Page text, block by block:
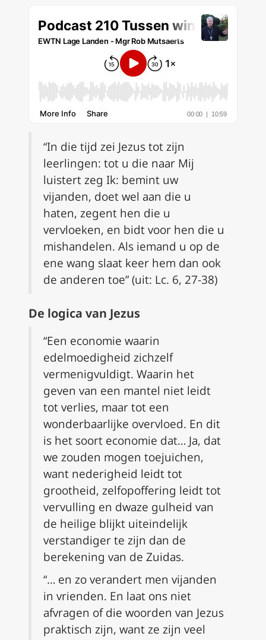
“In die tijd zei Jezus tot zijn
leerlingen: tot u die naar Mij
luistert zeg Ik: bemint uw
vijanden, doet wel aan die u
haten, zegent hen die u
vervloeken, en bidt voor hen die u
mishandelen. Als iemand u op de
ene wang slaat keer hem dan ook
de anderen toe” (uit: Lc. 6, 27-38)
De logica van Jezus
“Een economie waarin
edelmoedigheid zichzelf
vermenigvuldigt. Waarin het
geven van een mantel niet leidt
tot verlies, maar tot een
wonderbaarlijke overvloed. En dit
is het soort economie dat… Ja, dat
we zouden mogen toejuichen,
want nederigheid leidt tot
grootheid, zelfopoffering leidt tot
vervulling en dwaze gulheid van
de heilige blijkt uiteindelijk
verstandiger te zijn dan de
berekening van de Zuidas.
“… en zo verandert men vijanden
in vrienden. En laat ons niet
afvragen of die woorden van Jezus
praktisch zijn, want ze zijn veel